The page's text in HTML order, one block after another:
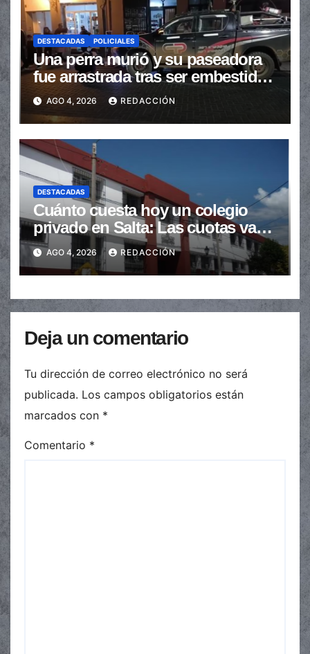
DESTACADAS POLICIALES
Una perra murió y su paseadora
fue arrastrada tras ser embestidas
en la senda peatonal
AGO 4, 2026 REDACCIÓN
DESTACADAS
Cuánto cuesta hoy un colegio
privado en Salta: Las cuotas van
de $110.000 a más de $600.000
AGO 4, 2026 REDACCIÓN
Deja un comentario
Tu dirección de correo electrónico no será
publicada. Los campos obligatorios están
marcados con *
Comentario *